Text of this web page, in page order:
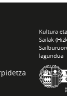
Kultura
Sailak
lagundua